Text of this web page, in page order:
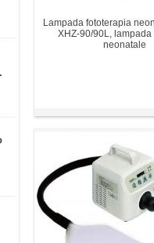
Lampada fototerapia
XHZ-90/90L, lampada
neonatale